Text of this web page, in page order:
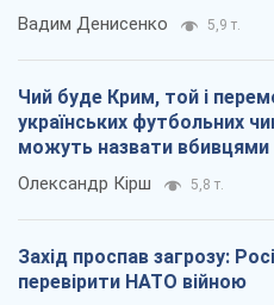
Вадим Денисенко 5,9 т.
Чий буде Крим, той і
українських футбольних
можуть назвати вбивцями
Олександр Кірш 5,8 т.
Захід проспав загрозу:
перевірити НАТО війною